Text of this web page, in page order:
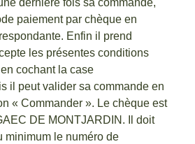
dernière fois sa commande,
paiement par chèque en
Enfin il prend
les présentes conditions
cochant la case
il peut valider sa commande en
« Commander ». Le chèque est
DE MONTJARDIN. Il doit
minimum le numéro de